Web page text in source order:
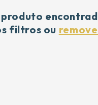
produto
filtros ou